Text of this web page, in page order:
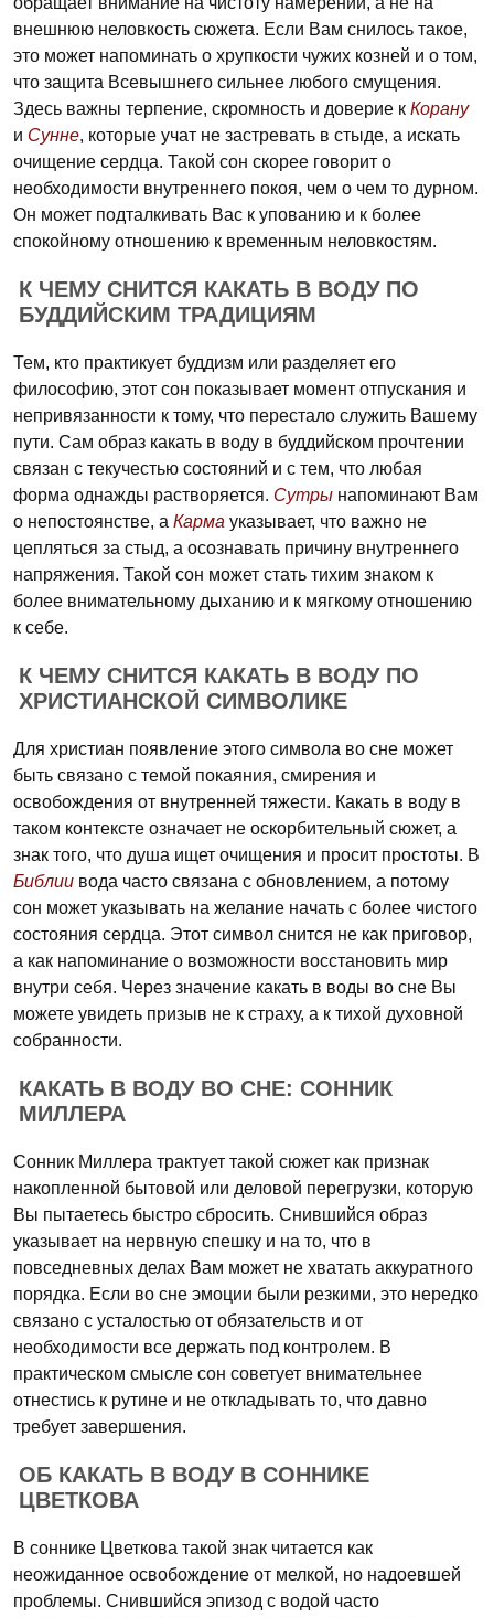
внешнюю неловкость сюжета. Если Вам снилось такое,
это может напоминать о хрупкости чужих козней и о том,
что защита Всевышнего сильнее любого смущения.
Здесь важны терпение, скромность и доверие к Корану
и Сунне, которые учат не застревать в стыде, а искать
очищение сердца. Такой сон скорее говорит о
необходимости внутреннего покоя, чем о чем то дурном.
Он может подталкивать Вас к упованию и к более
спокойному отношению к временным неловкостям.
К ЧЕМУ СНИТСЯ КАКАТЬ В ВОДУ ПО
БУДДИЙСКИМ ТРАДИЦИЯМ
Тем, кто практикует буддизм или разделяет его
философию, этот сон показывает момент отпускания и
непривязанности к тому, что перестало служить Вашему
пути. Сам образ какать в воду в буддийском прочтении
связан с текучестью состояний и с тем, что любая
форма однажды растворяется. Сутры напоминают Вам
о непостоянстве, а Карма указывает, что важно не
цепляться за стыд, а осознавать причину внутреннего
напряжения. Такой сон может стать тихим знаком к
более внимательному дыханию и к мягкому отношению
к себе.
К ЧЕМУ СНИТСЯ КАКАТЬ В ВОДУ ПО
ХРИСТИАНСКОЙ СИМВОЛИКЕ
Для христиан появление этого символа во сне может
быть связано с темой покаяния, смирения и
освобождения от внутренней тяжести. Какать в воду в
таком контексте означает не оскорбительный сюжет, а
знак того, что душа ищет очищения и просит простоты. В
Библии вода часто связана с обновлением, а потому
сон может указывать на желание начать с более чистого
состояния сердца. Этот символ снится не как приговор,
а как напоминание о возможности восстановить мир
внутри себя. Через значение какать в воды во сне Вы
можете увидеть призыв не к страху, а к тихой духовной
собранности.
КАКАТЬ В ВОДУ ВО СНЕ: СОННИК
МИЛЛЕРА
Сонник Миллера трактует такой сюжет как признак
накопленной бытовой или деловой перегрузки, которую
Вы пытаетесь быстро сбросить. Снившийся образ
указывает на нервную спешку и на то, что в
повседневных делах Вам может не хватать аккуратного
порядка. Если во сне эмоции были резкими, это нередко
связано с усталостью от обязательств и от
необходимости все держать под контролем. В
практическом смысле сон советует внимательнее
отнестись к рутине и не откладывать то, что давно
требует завершения.
ОБ КАКАТЬ В ВОДУ В СОННИКЕ
ЦВЕТКОВА
В соннике Цветкова такой знак читается как
неожиданное освобождение от мелкой, но надоевшей
проблемы. Снившийся эпизод с водой часто